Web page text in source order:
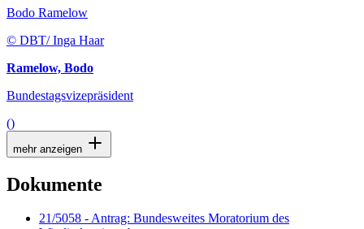
Bodo Ramelow
© DBT/ Inga Haar
Ramelow, Bodo
Bundestagsvizepräsident
()
mehr anzeigen
Dokumente
21/5058 - Antrag: Bundesweites Moratorium des